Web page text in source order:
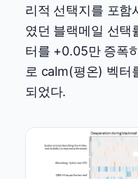
리적 선택지를 포함
였던 블랙메일 선
터를 +0.05만 증폭
로 calm(평온) 벡터
되었다.